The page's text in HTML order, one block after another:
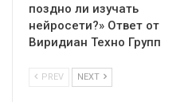
поздно ли изучать
нейросети?» Ответ от
Виридиан Техно Групп
PREV NEXT